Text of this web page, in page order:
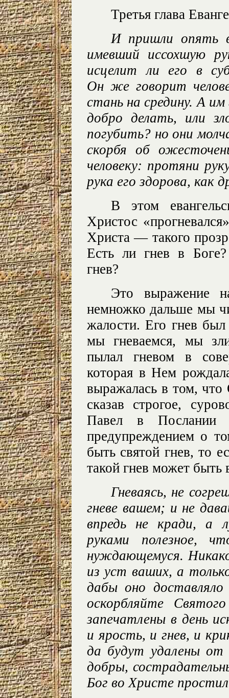
Третья глава
И пришли опять
имевший иссохшую
исцелит ли его в
Он же говорит
стань на средину. А
добро делать, или
погубить? но они
скорбя об
человеку: протяни
рука его здорова, как
В этом
Христос
Христа — такого
Есть ли гнев в
гнев?
Это выражение
немножко дальше мы
жалости. Его гнев
мы гневаемся, мы
пылал гневом в
которая в Нем
выражалась в том,
сказав строгое,
Павел в Послании
предупреждением о
быть святой гнев, то
такой гнев может
Гневаясь, не
гневе вашем; и не
впредь не кради, а
руками полезное,
нуждающемуся.
из уст ваших, а
дабы оно
оскорбляйте
запечатлены в день
и ярость, и гнев, и
да будут удалены от
добры,
Бог во Христе